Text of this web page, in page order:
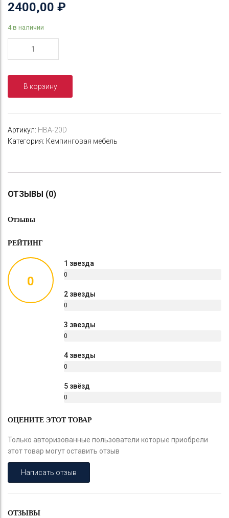
2400,00 ₽
4 в наличии
HBA-
В корзину
Артикул: HBA-20D
Категория: Кемпинговая мебель
ОТЗЫВЫ (0)
Отзывы
РЕЙТИНГ
0
1 звезда
0
2 звезды
0
3 звезды
0
4 звезды
0
5 звёзд
0
ОЦЕНИТЕ ЭТОТ ТОВАР
Только авторизованные пользователи которые приобрели
этот товар могут оставить отзыв
Написать отзыв
ОТЗЫВЫ